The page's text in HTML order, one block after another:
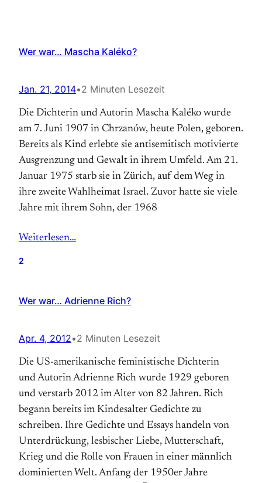
Wer war… Mascha Kaléko?
Jan. 21, 2014•2 Minuten Lesezeit
Die Dichterin und Autorin Mascha Kaléko wurde
am 7. Juni 1907 in Chrzanów, heute Polen, geboren.
Bereits als Kind erlebte sie antisemitisch motivierte
Ausgrenzung und Gewalt in ihrem Umfeld. Am 21.
Januar 1975 starb sie in Zürich, auf dem Weg in
ihre zweite Wahlheimat Israel. Zuvor hatte sie viele
Jahre mit ihrem Sohn, der 1968
Weiterlesen…
2
Wer war… Adrienne Rich?
Apr. 4, 2012•2 Minuten Lesezeit
Die US-amerikanische feministische Dichterin
und Autorin Adrienne Rich wurde 1929 geboren
und ver­starb 2012 im Alter von 82 Jahren. Rich
begann bereits im Kindes­alter Gedichte zu
schreiben. Ihre Gedichte und Essays handeln von
Unter­drückung, lesbischer Liebe, Mutter­schaft,
Krieg und die Rolle von Frauen in einer männlich
dominierten Welt. Anfang der 1950er Jahre